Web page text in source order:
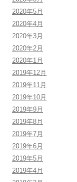
2020年5月
2020年4月
2020年3月
2020年2月
2020年1月
2019年12月
2019年11月
2019年10月
2019年9月
2019年8月
2019年7月
2019年6月
2019年5月
2019年4月